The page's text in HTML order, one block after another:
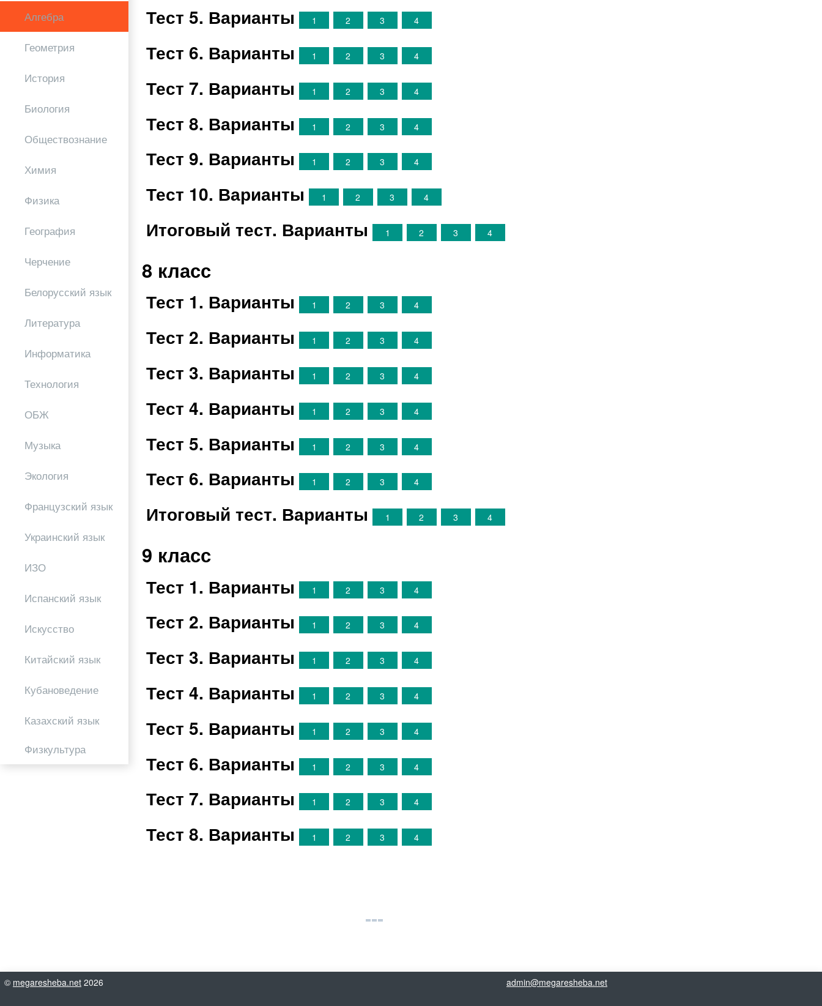
Алгебра
Геометрия
История
Биология
Обществознание
Химия
Физика
География
Черчение
Белорусский язык
Литература
Информатика
Технология
ОБЖ
Музыка
Экология
Французский язык
Украинский язык
ИЗО
Испанский язык
Искусство
Китайский язык
Кубановедение
Казахский язык
Физкультура
Тест 5. Варианты 1 2 3 4
Тест 6. Варианты 1 2 3 4
Тест 7. Варианты 1 2 3 4
Тест 8. Варианты 1 2 3 4
Тест 9. Варианты 1 2 3 4
Тест 10. Варианты 1 2 3 4
Итоговый тест. Варианты 1 2 3 4
8 класс
Тест 1. Варианты 1 2 3 4
Тест 2. Варианты 1 2 3 4
Тест 3. Варианты 1 2 3 4
Тест 4. Варианты 1 2 3 4
Тест 5. Варианты 1 2 3 4
Тест 6. Варианты 1 2 3 4
Итоговый тест. Варианты 1 2 3 4
9 класс
Тест 1. Варианты 1 2 3 4
Тест 2. Варианты 1 2 3 4
Тест 3. Варианты 1 2 3 4
Тест 4. Варианты 1 2 3 4
Тест 5. Варианты 1 2 3 4
Тест 6. Варианты 1 2 3 4
Тест 7. Варианты 1 2 3 4
Тест 8. Варианты 1 2 3 4
© megaresheba.net 2026 admin@megaresheba.net